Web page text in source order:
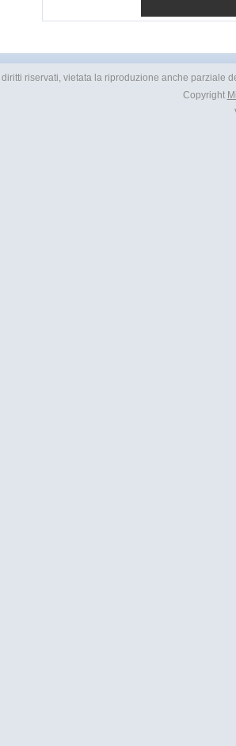
diritti riservati, vietata la riproduzione anche parziale
Copyright